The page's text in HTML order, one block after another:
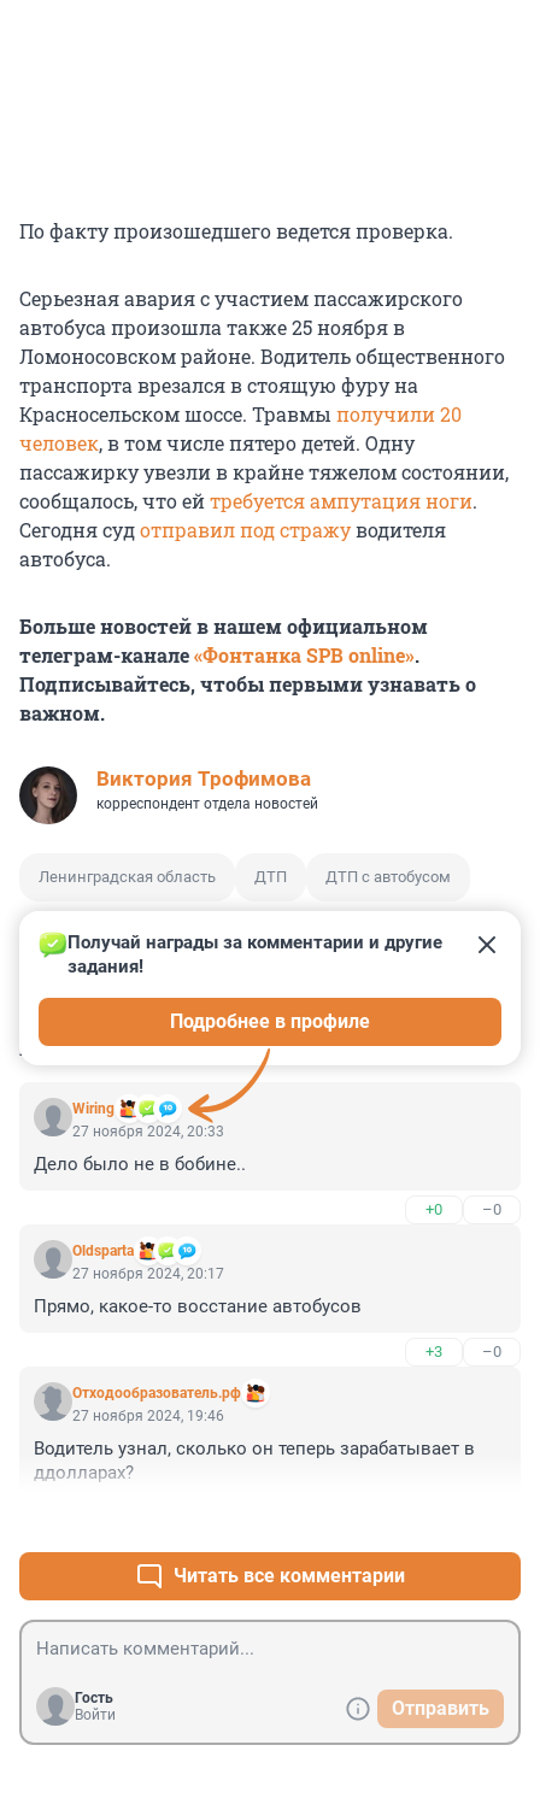
По факту произошедшего ведется проверка.
Серьезная авария с участием пассажирского
автобуса произошла также 25 ноября в
Ломоносовском районе. Водитель общественного
транспорта врезался в стоящую фуру на
Красносельском шоссе. Травмы получили 20
человек, в том числе пятеро детей. Одну
пассажирку увезли в крайне тяжелом состоянии,
сообщалось, что ейтребуется ампутация ноги.
Сегодня судотправил под стражуводителя
автобуса.
Больше новостей в нашем официальном
телеграм-канале«Фонтанка SPB online».
Подписывайтесь, чтобы первыми узнавать о
важном.
Виктория Трофимова
корреспондент отдела новостей
Ленинградская область ДТП ДТП с автобусом
КОММЕНТАРИИ 3
Wiring
Получай награды за комментарии и другие
задания!
Подробнее в профиле
27 ноября 2024, 20:33
Дело было не в бобине..
+0 –0
Oldsparta
27 ноября 2024, 20:17
Прямо, какое-то восстание автобусов
+3 –0
Отходообразователь.рф
27 ноября 2024, 19:46
Водитель узнал, сколько он теперь зарабатывает в
ддолларах?
Читать все комментарии
Гость
Войти
Отправить